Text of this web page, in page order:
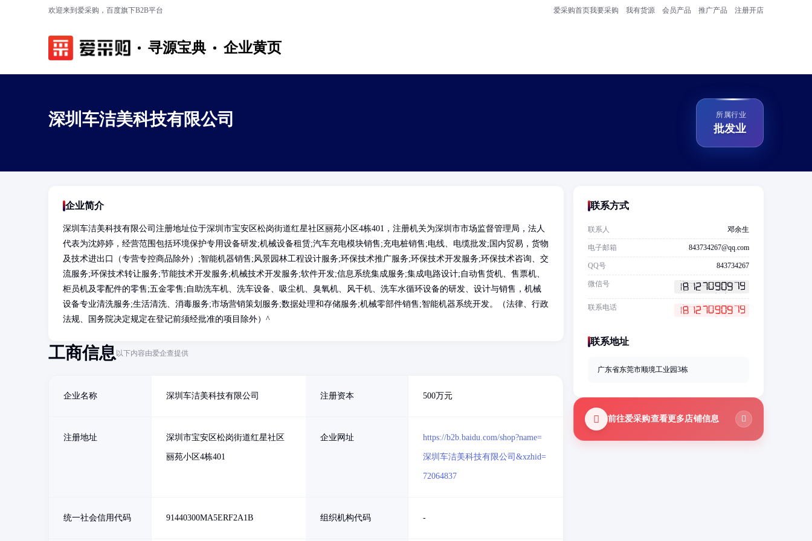
欢迎来到爱采购，百度旗下B2B平台 爱采购首页我要采购 我有货源 会员产品 推广产品 注册开店
寻源宝典 企业黄页
深圳车洁美科技有限公司 所属行业
批发业
企业简介
深圳车洁美科技有限公司注册地址位于深圳市宝安区松岗街道红星社区丽苑小区4栋401，注册机关为深圳市市场监督管理局，法人
代表为沈婷婷，经营范围包括环境保护专用设备研发;机械设备租赁;汽车充电模块销售;充电桩销售;电线、电缆批发;国内贸易，货物
及技术进出口（专营专控商品除外）;智能机器销售;风景园林工程设计服务;环保技术推广服务;环保技术开发服务;环保技术咨询、交
流服务;环保技术转让服务;节能技术开发服务;机械技术开发服务;软件开发;信息系统集成服务;集成电路设计;自动售货机、售票机、
柜员机及零配件的零售;五金零售;自助洗车机、洗车设备、吸尘机、臭氧机、风干机、洗车水循环设备的研发、设计与销售，机械
设备专业清洗服务;生活清洗、消毒服务;市场营销策划服务;数据处理和存储服务;机械零部件销售;智能机器系统开发。（法律、行政
法规、国务院决定规定在登记前须经批准的项目除外）^
工商信息以下内容由爱企查提供
企业名称 深圳车洁美科技有限公司 注册资本 500万元
注册地址 深圳市宝安区松岗街道红星社区
丽苑小区4栋401
企业网址 https://b2b.baidu.com/shop?name=
深圳车洁美科技有限公司&xzhid=
72064837
统一社会信用代码 91440300MA5ERF2A1B 组织机构代码 -
联系方式
联系人 邓余生
电子邮箱 843734267@qq.com
QQ号 843734267
微信号
联系电话
联系地址
广东省东莞市顺境工业园3栋
前往爱采购查看更多店铺信息